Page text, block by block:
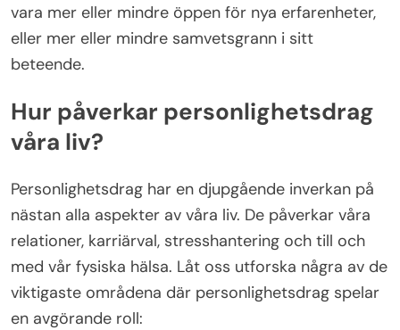
vara mer eller mindre öppen för nya erfarenheter,
eller mer eller mindre samvetsgrann i sitt
beteende.
Hur påverkar personlighetsdrag
våra liv?
Personlighetsdrag har en djupgående inverkan på
nästan alla aspekter av våra liv. De påverkar våra
relationer, karriärval, stresshantering och till och
med vår fysiska hälsa. Låt oss utforska några av de
viktigaste områdena där personlighetsdrag spelar
en avgörande roll: